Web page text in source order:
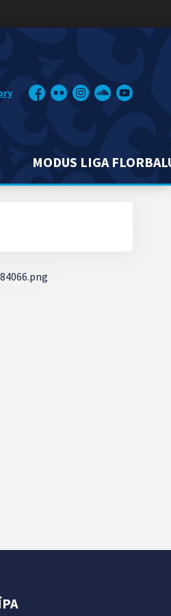
Facebook
FlickrInstagramSoundcloud
YouTube
MODUS LIGA